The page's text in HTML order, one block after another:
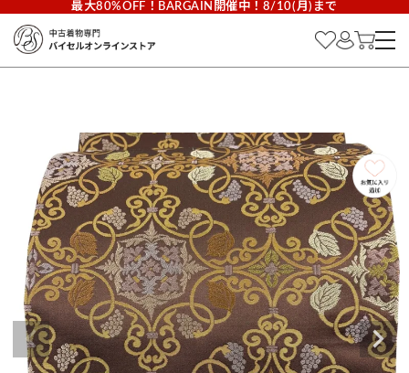
最大80%OFF！BARGAIN開催中！8/10(月)まで